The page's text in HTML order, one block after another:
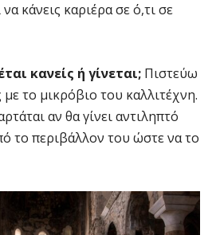
να κάνεις καριέρα σε ό,τι σε
κανείς ή γίνεται; Πιστεύω
με το μικρόβιο του καλλιτέχνη.
αν θα γίνει αντιληπτό
το περιβάλλον του ώστε να το